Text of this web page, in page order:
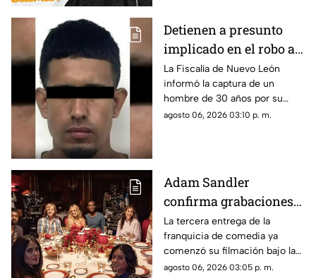
Detienen a presunto
implicado en el robo a
la casa de Karely Ruiz;
huellas dactilares
fueron clave
La Fiscalía de Nuevo León
informó la captura de un
hombre de 30 años por su
presunta participación en el
agosto 06, 2026 03:10 p. m.
Adam Sandler
confirma grabaciones
de 'Son Como Niños 3';
vuelve elenco original
La tercera entrega de la
franquicia de comedia ya
comenzó su filmación bajo la
producción de Netflix.
agosto 06, 2026 03:05 p. m.